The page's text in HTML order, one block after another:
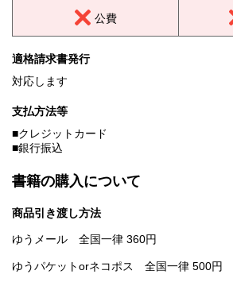
公費
適格請求書発行
対応します
支払方法等
■クレジットカード
■銀行振込
書籍の購入について
商品引き渡し方法
ゆうメール 全国一律 360円
ゆうパケットorネコポス 全国一律 500円